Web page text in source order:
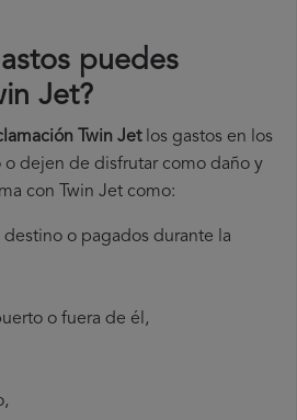
puedes
Jet​?
Twin Jetlos gastos en los
o dejen de disfrutar como daño y
con Twin Jet como:
o pagados durante la
o fuera de él,